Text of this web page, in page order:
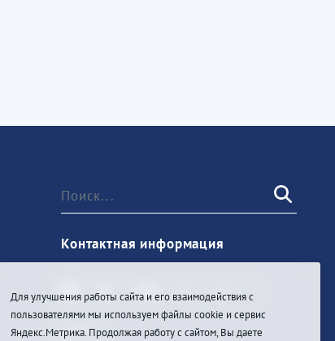
Контактная информация
Войти
Для улучшения работы сайта и его взаимодействия с
пользователями мы используем файлы cookie и сервис
Яндекс.Метрика. Продолжая работу с сайтом, Вы даете